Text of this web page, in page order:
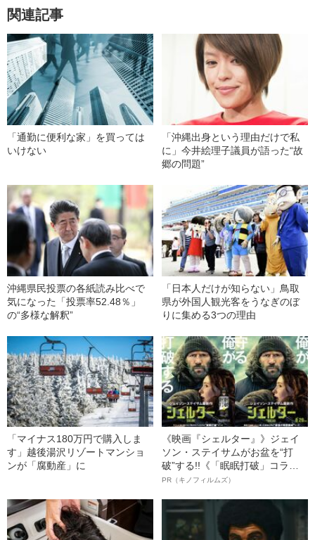
関連記事
「通勤に便利な家」を買っては
いけない
「沖縄出身という理由だけで私
に」今井絵理子議員が語った“故
郷の問題”
沖縄県民投票の各紙読み比べで
気になった「投票率52.48％」
の“多様な解釈”
「日本人だけが知らない」鳥取
県が外国人観光客をうなぎのぼ
りに集める3つの理由
「マイナス180万円で購入しま
す」越後湯沢リゾートマンショ
ンが「腐動産」に
《映画『シェルター』》ジェイ
ソン・ステイサムがお盆を“打
破”する!!《「眠眠打破」コラ
ボ》
PR（キノフィルムズ）